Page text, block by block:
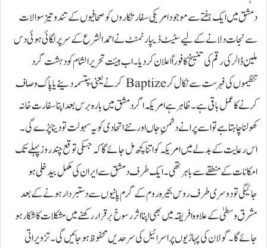
دمشق میں ایک ہفتے سے موجود امریکی سفارتکاروں کو صحافیوں کے تندو تیز سوالات
سے نجات دلانے کے لیے سٹیٹ ڈیپارٹمنٹ نے احمد الشرع کے سر پر لگائی ہوئی دس
ملین ڈالر کی رقم کی تنسیخ کا فوراًاعلان کر دیا۔ اب ہیئت تحریر الشام کو دہشت گرد
تنظیموں کی فہرست سے نکال کر Baptize کرنے یعنی بپتسمہ دینے یا پاک و صاف
کرنے کا عمل باقی ہے۔ ظاہر ہے امریکہ اگر دمشق میں بارہ برس بعد اپنا سفارت خانہ
کھولنا چاہتا ہے تو اسے پرانے دشمنِ جاں اور نئے اتحادی کو یہ سہولت تو دینا پڑے گی۔
اس رعایت کے بدلے میں امریکہ کو اتنا کچھ مل جائے گا کہ جسکی توقع چند روز پہلے تک
امکانات کے منطقے سے باہر تھی۔ ایک طرف دمشق سے ایران کی مکمل بیدخلی ہو
جائیگی تو دوسری طرف روس بحیرہ روم کے گرم پانیوں سے دستبردار ہونے کے بعد
مشرق وسطیٰ کے علاوہ افریقہ میں بھی اپنا اثر رسوخ برقرار رکھنے میں مشکلات کا شکار ہو
جائے گا۔ گولان کی پہاڑیوں پر اسرائیل کی سرحدیں محفوظ ہو جائیں گی۔ تزویراتی